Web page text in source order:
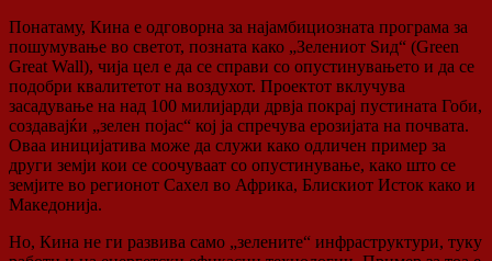
Понатаму, Кина е одговорна за најамбициозната програма за
пошумување во светот, позната како „Зелениот Ѕид“ (Green
Great Wall), чија цел е да се справи со опустинувањето и да се
подобри квалитетот на воздухот. Проектот вклучува
засадување на над 100 милијарди дрвја покрај пустината Гоби,
создавајќи „зелен појас“ кој ја спречува ерозијата на почвата.
Оваа иницијатива може да служи како одличен пример за
други земји кои се соочуваат со опустинување, како што се
земјите во регионот Сахел во Африка, Блискиот Исток како и
Македонија.
Но, Кина не ги развива само „зелените“ инфраструктури, туку